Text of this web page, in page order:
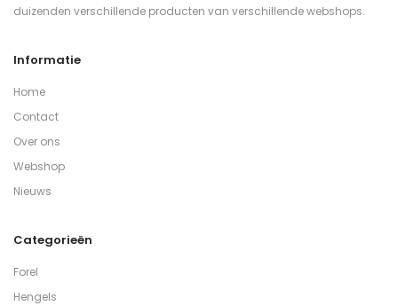
duizenden verschillende producten van verschillende webshops.
Informatie
Home
Contact
Over ons
Webshop
Nieuws
Categorieën
Forel
Hengels